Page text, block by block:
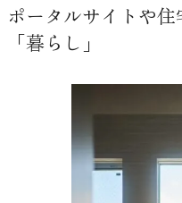
ポータルサイトや
「暮らし」